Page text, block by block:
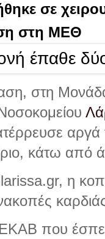
σε
στη ΜΕΘ
στη
κάτω από
η
που